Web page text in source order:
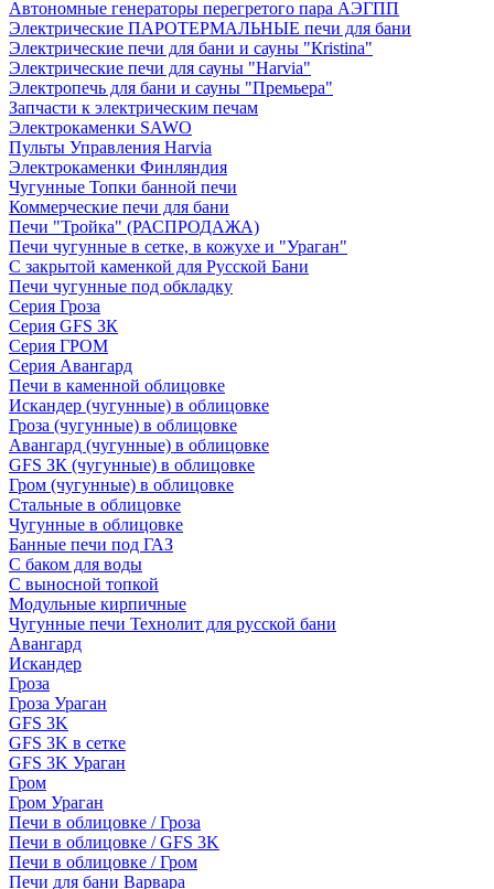
Автономные генераторы перегретого пара АЭГПП
Электрические ПАРОТЕРМАЛЬНЫЕ печи для бани
Электрические печи для бани и сауны "Кristina"
Электрические печи для сауны "Harvia"
Электропечь для бани и сауны "Премьера"
Запчасти к электрическим печам
Электрокаменки SAWO
Пульты Управления Harvia
Электрокаменки Финляндия
Чугунные Топки банной печи
Коммерческие печи для бани
Печи "Тройка" (РАСПРОДАЖА)
Печи чугунные в сетке, в кожухе и "Ураган"
С закрытой каменкой для Русской Бани
Печи чугунные под обкладку
Серия Гроза
Серия GFS ЗК
Серия ГРОМ
Серия Авангард
Печи в каменной облицовке
Искандер (чугунные) в облицовке
Гроза (чугунные) в облицовке
Авангард (чугунные) в облицовке
GFS ЗК (чугунные) в облицовке
Гром (чугунные) в облицовке
Стальные в облицовке
Чугунные в облицовке
Банные печи под ГАЗ
С баком для воды
С выносной топкой
Модульные кирпичные
Чугунные печи Технолит для русской бани
Авангард
Искандер
Гроза
Гроза Ураган
GFS 3K
GFS 3K в сетке
GFS 3K Ураган
Гром
Гром Ураган
Печи в облицовке / Гроза
Печи в облицовке / GFS 3K
Печи в облицовке / Гром
Печи для бани Варвара